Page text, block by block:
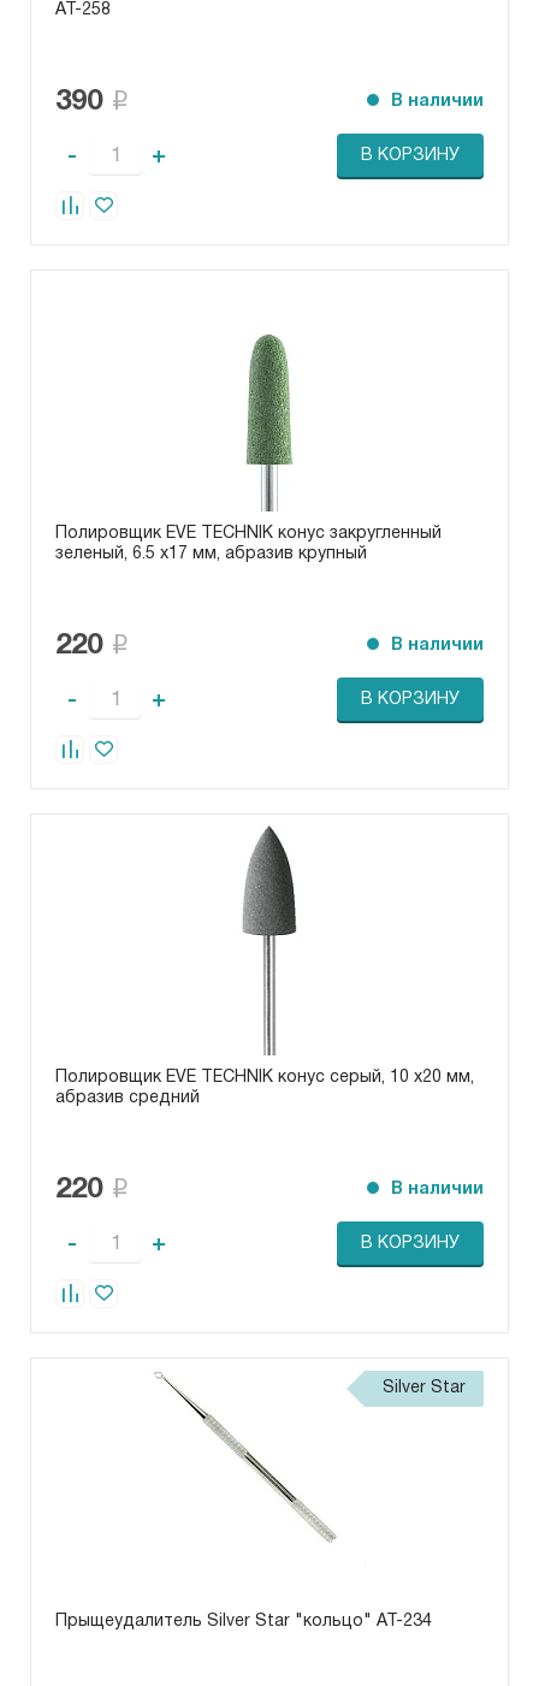
АТ-258
390 В наличии
- + В КОРЗИНУ
Полировщик EVE TECHNIK конус закругленный
зеленый, 6.5 х17 мм, абразив крупный
220 В наличии
- + В КОРЗИНУ
Полировщик EVE TECHNIK конус серый, 10 х20 мм,
абразив средний
220 В наличии
- + В КОРЗИНУ
Silver Star
Прыщеудалитель Silver Star "кольцо" АТ-234